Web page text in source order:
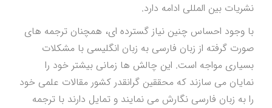
نشریات بین المللی ادامه دارد.
با وجود احساس چنین نیاز گسترده ای، همچنان ترجمه های
صورت گرفته از زبان فارسی به زبان انگلیسی با مشکلات
بسیاری مواجه است. این چالش ها زمانی بیشتر خود را
نمایان می سازند که محققین گرانقدر کشور مقالات علمی خود
را به زبان فارسی نگارش می نمایند و تمایل دارند با ترجمه